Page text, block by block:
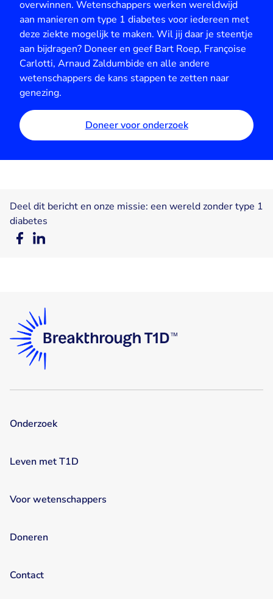
overwinnen. Wetenschappers werken wereldwijd
aan manieren om type 1 diabetes voor iedereen met
deze ziekte mogelijk te maken. Wil jij daar je steentje
aan bijdragen? Doneer en geef Bart Roep, Françoise
Carlotti, Arnaud Zaldumbide en alle andere
wetenschappers de kans stappen te zetten naar
genezing.
Doneer voor onderzoek
Deel dit bericht en onze missie: een wereld zonder type 1
diabetes
DeelDeel
Onderzoek
Leven met T1D
Voor wetenschappers
Doneren
Contact